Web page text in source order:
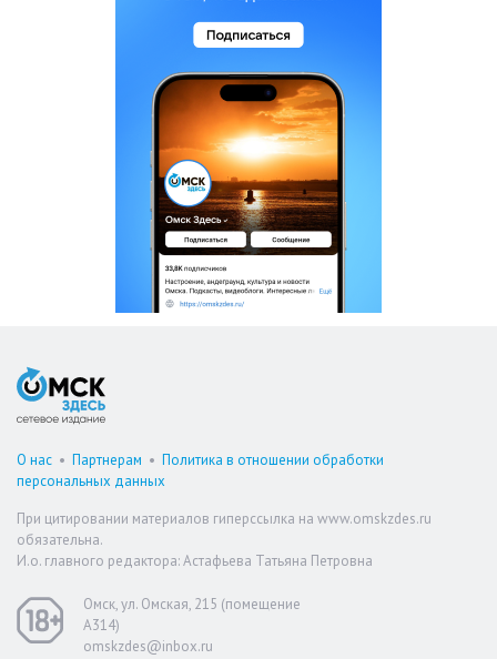
О нас • Партнерам • Политика в отношении обработки
персональных данных
При цитировании материалов гиперссылка на www.omskzdes.ru
обязательна.
И.о. главного редактора: Астафьева Татьяна Петровна
Омск, ул. Омская, 215 (помещение
А314)
omskzdes@inbox.ru